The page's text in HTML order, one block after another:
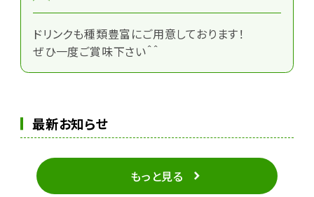
ドリンクも種類豊富にご用意しております！
ぜひ一度ご賞味下さい＾＾
最新お知らせ
もっと見る